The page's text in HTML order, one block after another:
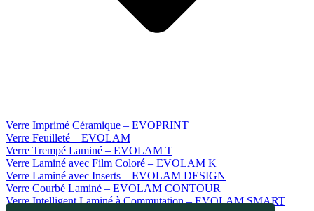
Verre Imprimé Céramique – EVOPRINT
Verre Feuilleté – EVOLAM
Verre Trempé Laminé – EVOLAM T
Verre Laminé avec Film Coloré – EVOLAM K
Verre Laminé avec Inserts – EVOLAM DESIGN
Verre Courbé Laminé – EVOLAM CONTOUR
Verre Intelligent Laminé à Commutation – EVOLAM SMART